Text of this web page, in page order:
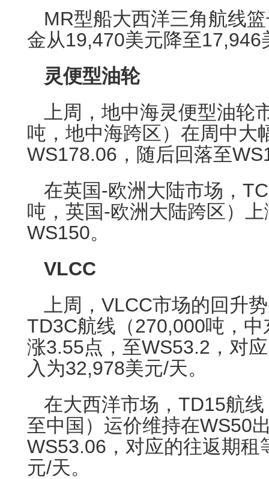
MR型船大西洋三角航线
金从19,470美元降至17,946
灵便型油轮
上周，地中海灵便型油轮
吨，地中海跨区）在周中大
WS178.06，随后回落至
在英国-欧洲大陆市场，
吨，英国-欧洲大陆跨区）
WS150。
VLCC
上周，VLCC市场的回升
TD3C航线（270,000吨，
涨3.55点，至WS53.2，对
入为32,978美元/天。
在大西洋市场，TD15航
至中国）运价维持在WS50
WS53.06，对应的往返期租
元/天。